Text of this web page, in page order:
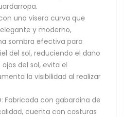
una visera curva que
y moderno,
sombra efectiva para
del sol, reduciendo el daño
del sol, evita el
la visibilidad al realizar
Fabricada con gabardina de
cuenta con costuras